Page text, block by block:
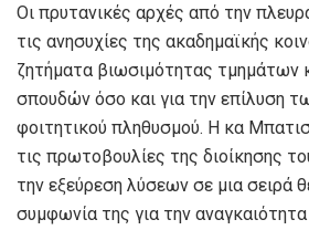
Οι πρυτανικές αρχές από την
τις ανησυχίες της ακαδημαϊκής
ζητήματα βιωσιμότητας τμημάτων
σπουδών όσο και για την επίλυση
φοιτητικού πληθυσμού. Η κα
τις πρωτοβουλίες της διοίκησης
την εξεύρεση λύσεων σε μια σειρά
συμφωνία της για την